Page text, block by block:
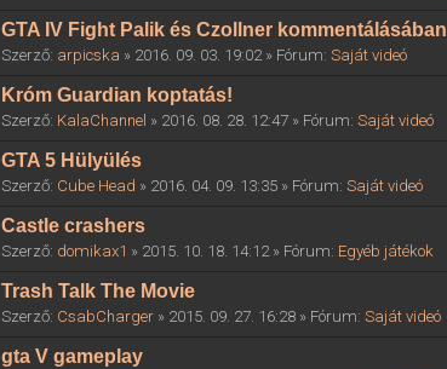
GTA IV Fight Palik és Czollner kommentálásában
Szerző: arpicska » 2016. 09. 03. 19:02 » Fórum:Saját videó
Króm Guardian koptatás!
Szerző: KalaChannel » 2016. 08. 28. 12:47 » Fórum:Saját videó
GTA 5 Hülyülés
Szerző: Cube Head » 2016. 04. 09. 13:35 » Fórum:Saját videó
Castle crashers
Szerző: domikax1 » 2015. 10. 18. 14:12 » Fórum: Egyéb játékok
Trash Talk The Movie
Szerző: CsabCharger » 2015. 09. 27. 16:28 » Fórum:Saját videó
gta V gameplay